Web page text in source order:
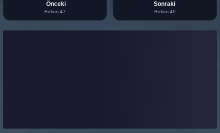
Önceki
Bölüm 47
Sonraki
Bölüm 49